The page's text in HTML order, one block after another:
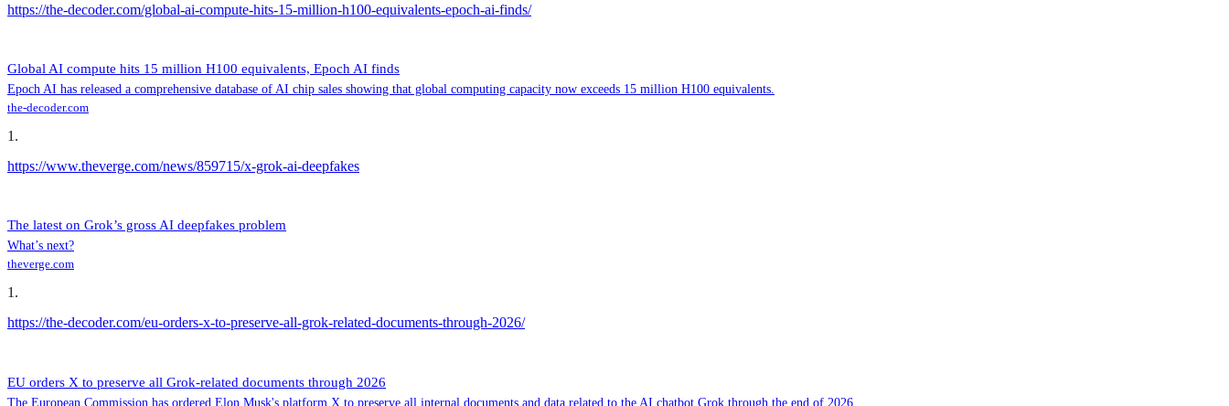
https://the-decoder.com/global-ai-compute-hits-15-million-h100-equivalents-epoch-ai-finds/
Global AI compute hits 15 million H100 equivalents, Epoch AI finds
Epoch AI has released a comprehensive database of AI chip sales showing that global computing capacity now exceeds 15 million H100 equivalents.
the-decoder.com
1 .
https://www.theverge.com/news/859715/x-grok-ai-deepfakes
The latest on Grok’s gross AI deepfakes problem
What’s next?
theverge.com
1 .
https://the-decoder.com/eu-orders-x-to-preserve-all-grok-related-documents-through-2026/
EU orders X to preserve all Grok-related documents through 2026
The European Commission has ordered Elon Musk's platform X to preserve all internal documents and data related to the AI chatbot Grok through the end of 2026.